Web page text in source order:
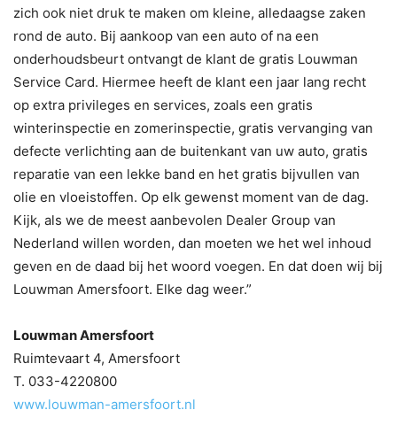
zich ook niet druk te maken om kleine, alledaagse zaken
rond de auto. Bij aankoop van een auto of na een
onderhoudsbeurt ontvangt de klant de gratis Louwman
Service Card. Hiermee heeft de klant een jaar lang recht
op extra privileges en services, zoals een gratis
winterinspectie en zomerinspectie, gratis vervanging van
defecte verlichting aan de buitenkant van uw auto, gratis
reparatie van een lekke band en het gratis bijvullen van
olie en vloeistoffen. Op elk gewenst moment van de dag.
Kijk, als we de meest aanbevolen Dealer Group van
Nederland willen worden, dan moeten we het wel inhoud
geven en de daad bij het woord voegen. En dat doen wij bij
Louwman Amersfoort. Elke dag weer.”
Louwman Amersfoort
Ruimtevaart 4, Amersfoort
T. 033-4220800
www.louwman-amersfoort.nl